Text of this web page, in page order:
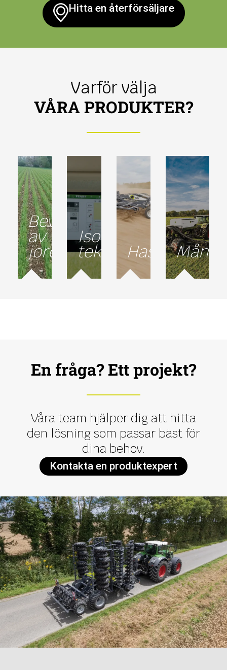
Hitta en återförsäljare
Varför välja
VÅRA PRODUKTER?
Bevarande
av
jordmån
Isobus-
teknik Hastighet
En fråga? Ett projekt?
Våra team hjälper dig att hitta
den lösning som passar bäst för
dina behov.
Kontakta en produktexpert